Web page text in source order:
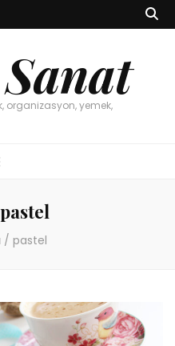
organizasyon, yemek,
pastel
/ pastel